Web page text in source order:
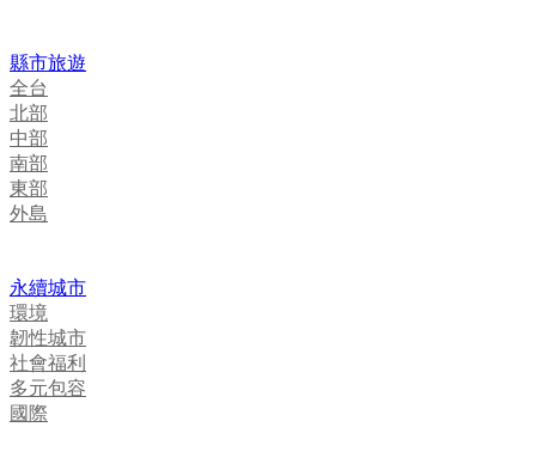
縣市旅遊
全台
北部
中部
南部
東部
外島
永續城市
環境
韌性城市
社會福利
多元包容
國際